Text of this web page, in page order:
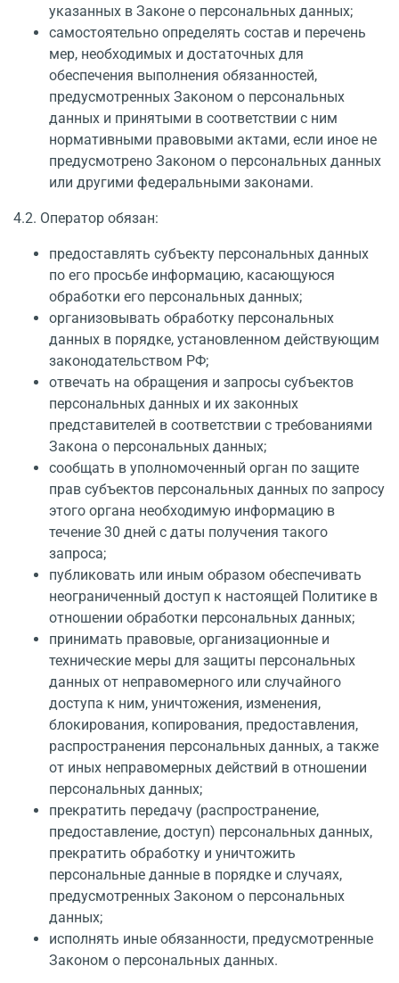
указанных в Законе о персональных данных;
самостоятельно определять состав и перечень
мер, необходимых и достаточных для
обеспечения выполнения обязанностей,
предусмотренных Законом о персональных
данных и принятыми в соответствии с ним
нормативными правовыми актами, если иное не
предусмотрено Законом о персональных данных
или другими федеральными законами.
4.2. Оператор обязан:
предоставлять субъекту персональных данных
по его просьбе информацию, касающуюся
обработки его персональных данных;
организовывать обработку персональных
данных в порядке, установленном действующим
законодательством РФ;
отвечать на обращения и запросы субъектов
персональных данных и их законных
представителей в соответствии с требованиями
Закона о персональных данных;
сообщать в уполномоченный орган по защите
прав субъектов персональных данных по запросу
этого органа необходимую информацию в
течение 30 дней с даты получения такого
запроса;
публиковать или иным образом обеспечивать
неограниченный доступ к настоящей Политике в
отношении обработки персональных данных;
принимать правовые, организационные и
технические меры для защиты персональных
данных от неправомерного или случайного
доступа к ним, уничтожения, изменения,
блокирования, копирования, предоставления,
распространения персональных данных, а также
от иных неправомерных действий в отношении
персональных данных;
прекратить передачу (распространение,
предоставление, доступ) персональных данных,
прекратить обработку и уничтожить
персональные данные в порядке и случаях,
предусмотренных Законом о персональных
данных;
исполнять иные обязанности, предусмотренные
Законом о персональных данных.